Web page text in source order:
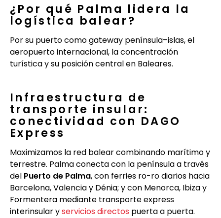
¿Por qué Palma lidera la
logística balear?
Por su puerto como gateway península–islas, el
aeropuerto internacional, la concentración
turística y su posición central en Baleares.
Infraestructura de
transporte insular:
conectividad con DAGO
Express
Maximizamos la red balear combinando marítimo y
terrestre. Palma conecta con la península a través
del Puerto de Palma, con ferries ro-ro diarios hacia
Barcelona, Valencia y Dénia; y con Menorca, Ibiza y
Formentera mediante transporte express
interinsular yservicios directos puerta a puerta.